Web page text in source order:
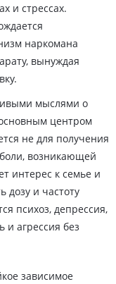
и стрессах.
наркомана
вынуждая
мыслями о
центром
не для получения
возникающей
интерес к семье и
дозу и частоту
психоз, депрессия,
и агрессия без
зависимое